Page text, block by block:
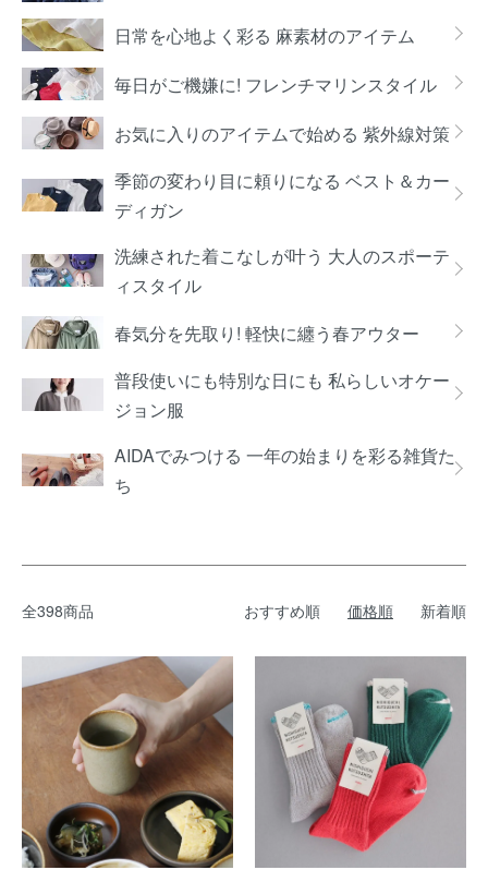
日常を心地よく彩る 麻素材のアイテム
毎日がご機嫌に! フレンチマリンスタイル
お気に入りのアイテムで始める 紫外線対策
季節の変わり目に頼りになる ベスト＆カー
ディガン
洗練された着こなしが叶う 大人のスポーテ
ィスタイル
春気分を先取り! 軽快に纏う春アウター
普段使いにも特別な日にも 私らしいオケー
ジョン服
AIDAでみつける 一年の始まりを彩る雑貨た
ち
全398商品 おすすめ順 価格順 新着順